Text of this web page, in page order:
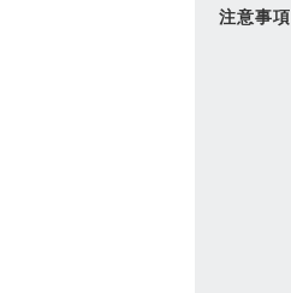
注意事項